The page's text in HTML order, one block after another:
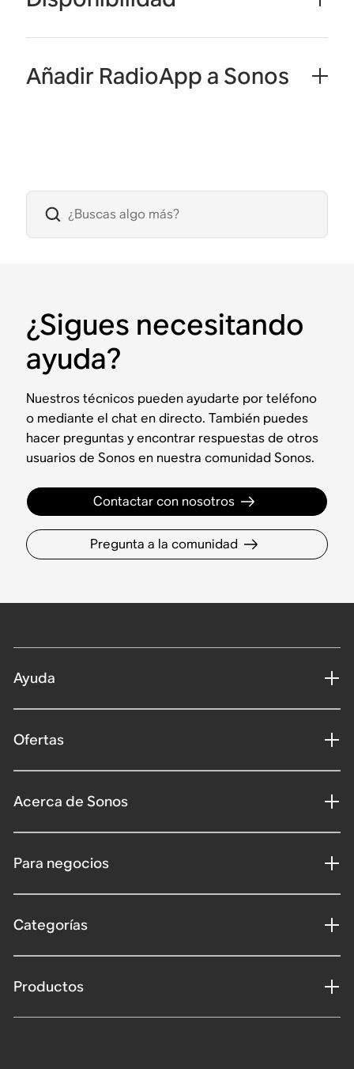
Añadir RadioApp a Sonos
¿Sigues necesitando
ayuda?
Nuestros técnicos pueden ayudarte por teléfono
o mediante el chat en directo. También puedes
hacer preguntas y encontrar respuestas de otros
usuarios de Sonos en nuestra comunidad Sonos.
Contactar con nosotros
Pregunta a la comunidad
Ayuda
Ofertas
Acerca de Sonos
Para negocios
Categorías
Productos